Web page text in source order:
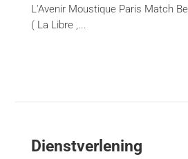
L'Avenir Moustique Paris Match
( La Libre ,...
Dienstverlening